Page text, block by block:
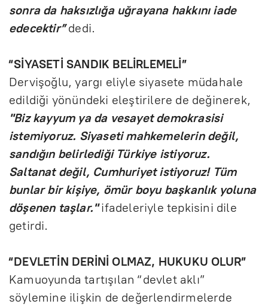
sonra da haksızlığa uğrayana hakkını iade
edecektir” dedi.
“SİYASETİ SANDIK BELİRLEMELİ”
Dervişoğlu, yargı eliyle siyasete müdahale
edildiği yönündeki eleştirilere de değinerek,
"Biz kayyum ya da vesayet demokrasisi
istemiyoruz. Siyaseti mahkemelerin değil,
sandığın belirlediği Türkiye istiyoruz.
Saltanat değil, Cumhuriyet istiyoruz! Tüm
bunlar bir kişiye, ömür boyu başkanlık yoluna
döşenen taşlar."ifadeleriyle tepkisini dile
getirdi.
“DEVLETİN DERİNİ OLMAZ, HUKUKU OLUR”
Kamuoyunda tartışılan “devlet aklı”
söylemine ilişkin de değerlendirmelerde